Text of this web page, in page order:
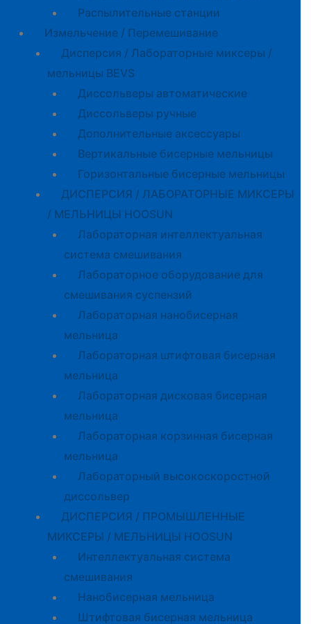
Распылительные станции
Измельчение / Перемешивание
Дисперсия / Лабораторные миксеры /
мельницы BEVS
Диссольверы автоматические
Диссольверы ручные
Дополнительные аксессуары
Вертикальные бисерные мельницы
Горизонтальные бисерные мельницы
ДИСПЕРСИЯ / ЛАБОРАТОРНЫЕ МИКСЕРЫ
/ МЕЛЬНИЦЫ HOOSUN
Лабораторная интеллектуальная
система смешивания
Лабораторное оборудование для
смешивания суспензий
Лабораторная нанобисерная
мельница
Лабораторная штифтовая бисерная
мельница
Лабораторная дисковая бисерная
мельница
Лабораторная корзинная бисерная
мельница
Лабораторный высокоскоростной
диссольвер
ДИСПЕРСИЯ / ПРОМЫШЛЕННЫЕ
МИКСЕРЫ / МЕЛЬНИЦЫ HOOSUN
Интеллектуальная система
смешивания
Нанобисерная мельница
Штифтовая бисерная мельница